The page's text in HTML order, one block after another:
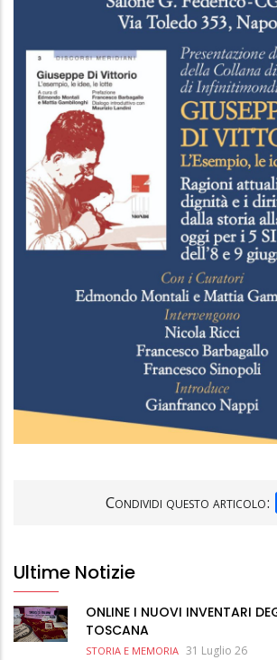
Condividi questo articolo:
Ultime Notizie
ONLINE I NUOVI INVENTARI
TOSCANA
STORIA E MEMORIA 31 Luglio 26